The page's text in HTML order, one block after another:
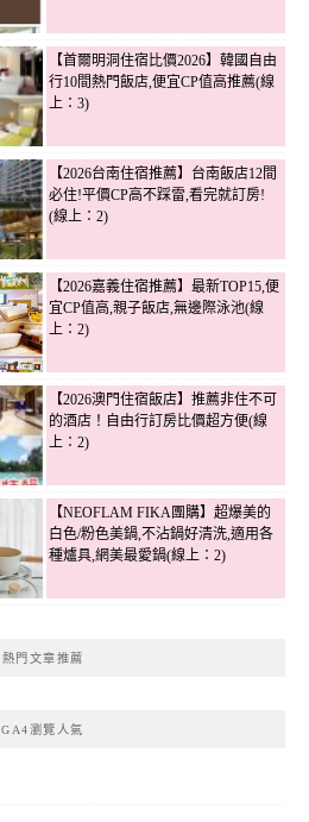
【首爾明洞住宿比價2026】韓國自由
行10間熱門飯店,便宜CP值高推薦(線
上：3)
【2026台南住宿推薦】台南飯店12間
必住!平價CP高不踩雷,看完就訂房!
(線上：2)
【2026嘉義住宿推薦】最新TOP15,便
宜CP值高,親子飯店,無邊際泳池(線
上：2)
【2026澳門住宿飯店】推薦非住不可
的酒店！自由行訂房比價超方便(線
上：2)
【NEOFLAM FIKA團購】超爆美的
白色/粉色美鍋,不沾鍋好清洗,適用各
種爐具,網美最愛鍋(線上：2)
熱門文章推薦
GA4瀏覽人氣